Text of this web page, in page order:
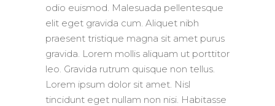
odio euismod. Malesuada pellentesque
elit eget gravida cum. Aliquet nibh
praesent tristique magna sit amet purus
gravida. Lorem mollis aliquam ut porttitor
leo. Gravida rutrum quisque non tellus.
Lorem ipsum dolor sit amet. Nisl
tincidunt eget nullam non nisi. Habitasse